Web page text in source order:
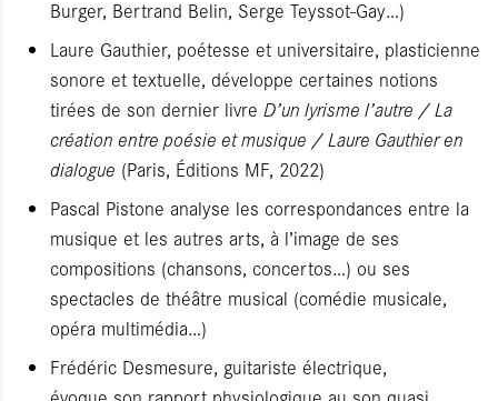
Burger, Bertrand Belin, Serge Teyssot-Gay…)
Laure Gauthier, poétesse et universitaire, plasticienne
sonore et textuelle, développe certaines notions
tirées de son dernier livre D’un lyrisme l’autre / La
création entre poésie et musique / Laure Gauthier en
dialogue (Paris, Éditions MF, 2022)
Pascal Pistone analyse les correspondances entre la
musique et les autres arts, à l’image de ses
compositions (chansons, concertos…) ou ses
spectacles de théâtre musical (comédie musicale,
opéra multimédia…)
Frédéric Desmesure, guitariste électrique,